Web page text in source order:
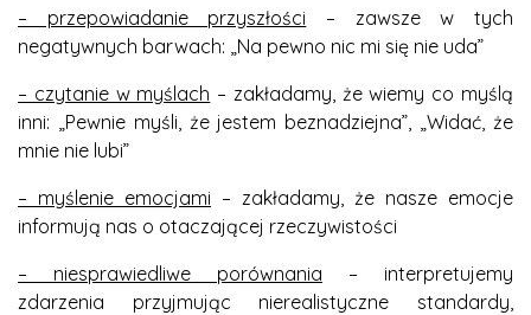
– przepowiadanie przyszłości – zawsze w tych
negatywnych barwach: „Na pewno nic mi się nie uda”
– czytanie w myślach – zakładamy, że wiemy co myślą
inni: „Pewnie myśli, że jestem beznadziejna”, „Widać, że
mnie nie lubi”
– myślenie emocjami – zakładamy, że nasze emocje
informują nas o otaczającej rzeczywistości
– niesprawiedliwe porównania – interpretujemy
zdarzenia przyjmując nierealistyczne standardy,